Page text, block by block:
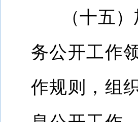
（十五
务公开工作
作规则，组